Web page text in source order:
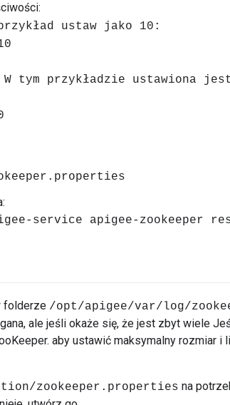
ustaw jako 10:
tym przykładzie ustawiona jest
service apigee-zookeeper
folderze /opt/apigee/var/log/
ale jeśli okaże się, że jest zbyt wiele
aby ustawić maksymalny rozmiar i
zookeeper.properties na